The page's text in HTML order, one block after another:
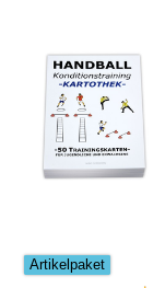
Artikelpaket